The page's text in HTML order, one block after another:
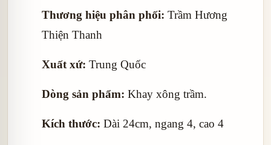
Thương hiệu phân phối: Trầm Hương
Thiện Thanh
Xuất xứ: Trung Quốc
Dòng sản phẩm: Khay xông trầm.
Kích thước: Dài 24cm, ngang 4, cao 4